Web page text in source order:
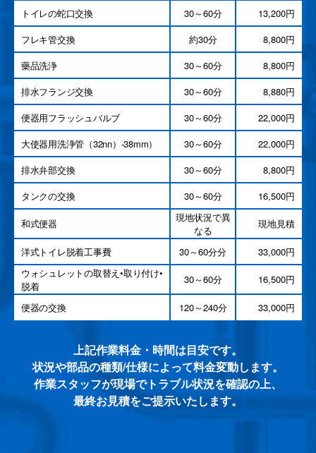
トイレの蛇口交換
30～60分
13,200円
フレキ管交換
約30分
8,800円
藥品洗浄
30～60分
8,800円
排水フランジ交換
30～60分
8,880円
便器用フラッシュバルブ
30～60分
22,000円
大使器用洗浄管（32nn）-38mm）
30～60分
22,000円
排水弁部交換
30～60分
8,800円
タンクの交換
30～60分 16,500円
和式便器
現地状況で異
なる
現地見積
洋式トイレ脱着工事費 30～60分分
33,000円
ウォシュレットの取替え•取り付け•
脱着
30～60分 16,500円
便器の交換 120～240分 33,000円
上記作業料金・時間は目安です。
状況や部品の種類/仕様によって料金変動します。
作業スタッフが現場でトラブル状況を確認の上、
最終お見積をご提示いたします。